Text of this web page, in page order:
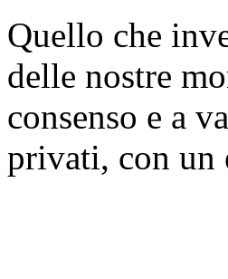
Quello che
delle nostre
consenso e a
privati, con un